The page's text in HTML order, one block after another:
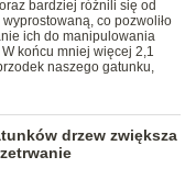
bardziej różnili się od
co pozwoliło
ich do manipulowania
końcu mniej więcej 2,1
naszego gatunku,
drzew zwiększa